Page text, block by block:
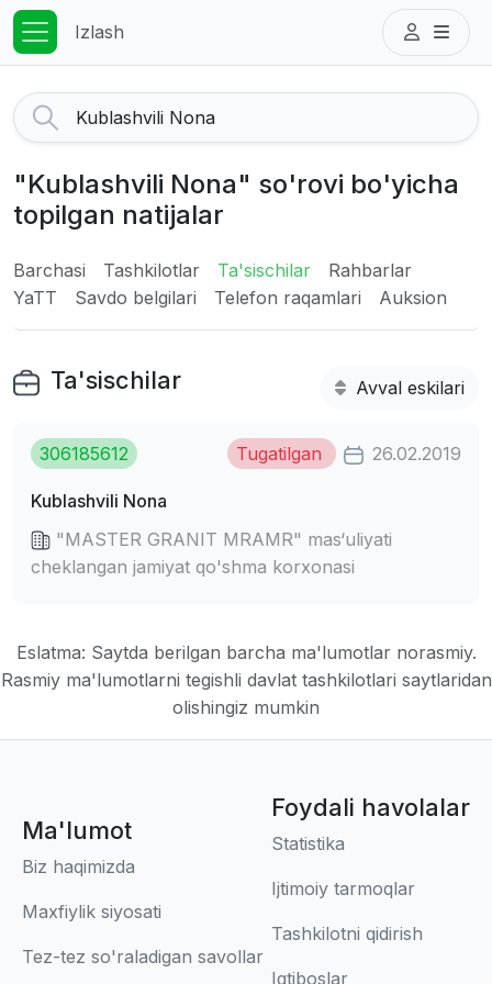
Izlash
"Kublashvili Nona" so'rovi bo'yicha
topilgan natijalar
Barchasi Tashkilotlar Ta'sischilar
Rahbarlar
YaTT
Savdo belgilari Telefon raqamlari Auksion
Ta'sischilar Avval eskilari
306185612 Tugatilgan 26.02.2019
Kublashvili Nona
"MASTER GRANIT MRAMR" mas‘uliyati
cheklangan jamiyat qo'shma korxonasi
Eslatma: Saytda berilgan barcha ma'lumotlar norasmiy.
Rasmiy ma'lumotlarni tegishli davlat tashkilotlari saytlaridan
olishingiz mumkin
Ma'lumot
Biz haqimizda
Maxfiylik siyosati
Tez-tez so'raladigan savollar
Foydali havolalar
Statistika
Ijtimoiy tarmoqlar
Tashkilotni qidirish
Iqtiboslar